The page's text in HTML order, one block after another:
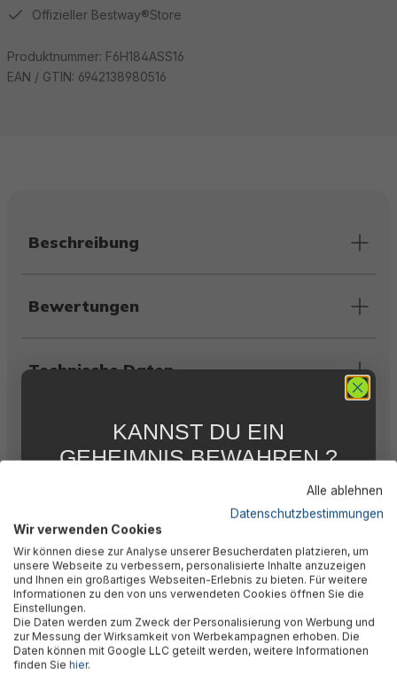
Offizieller Bestway®Store
Produktnummer: F6H184ASS16
EAN / GTIN: 6942138980516
Beschreibung
Bewertungen
Technische Daten
Herstellerinformation
🎉 Jetzt den Newsletter
abonnieren & 5% Rabatt
sichern!
Dein Vorteil wartet schon auf Dich: Mit der Anmeldung
Alle ablehnen
Datenschutzbestimmungen
Wir verwenden Cookies
Wir können diese zur Analyse unserer Besucherdaten platzieren, um
unsere Webseite zu verbessern, personalisierte Inhalte anzuzeigen
und Ihnen ein großartiges Webseiten-Erlebnis zu bieten. Für weitere
Informationen zu den von uns verwendeten Cookies öffnen Sie die
Einstellungen.
Die Daten werden zum Zweck der Personalisierung von Werbung und
zur Messung der Wirksamkeit von Werbekampagnen erhoben. Die
Daten können mit Google LLC geteilt werden, weitere Informationen
finden Sie hier.
KANNST DU EIN
GEHEIMNIS BEWAHREN ?
FÜR DICH
Abonniere jetzt unseren kostenlosen
Newsletter, verpasse keine Neuigkeiten und
Aktionen mehr und sichere Dir 5 %
Willkommensrabatt auf nicht reduzierte Ware
bei Deiner ersten Bestellung !*
Email